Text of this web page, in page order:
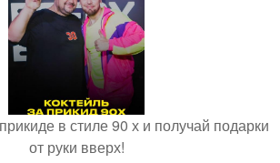
в стиле 90 х и получай подарки
от руки вверх!